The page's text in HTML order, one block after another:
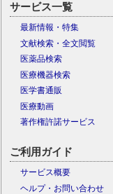
サービス一覧
最新情報・特集
文献検索・全文閲覧
医薬品検索
医療機器検索
医学書通販
医療動画
著作権許諾サービス
ご利用ガイド
サービス概要
ヘルプ・お問い合わせ